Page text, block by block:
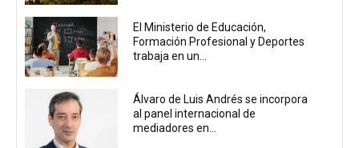
El Ministerio de Educación,
Formación Profesional y Deportes
trabaja en un...
Álvaro de Luis Andrés se incorpora
al panel internacional de
mediadores en...